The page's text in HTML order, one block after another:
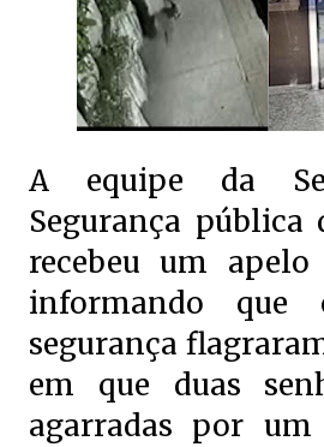
A equipe da
Segurança pública
recebeu um
informando que
segurança
em que duas
agarradas por